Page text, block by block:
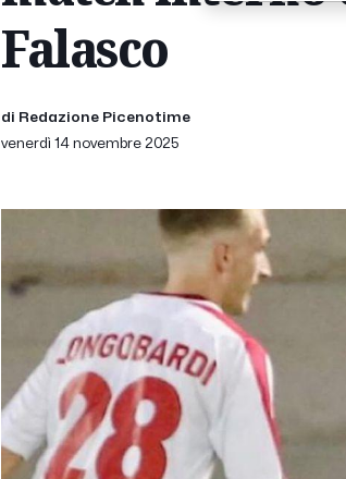
Falasco
di Redazione Picenotime
venerdì 14 novembre 2025